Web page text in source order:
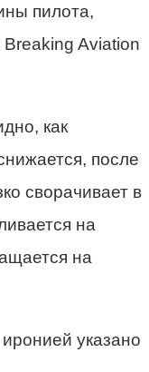
пилота,
Breaking Aviation
как
после
сворачивает в
на
на
указано